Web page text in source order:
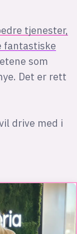
tjenester,
fantastiske
som
Det er rett
drive med i